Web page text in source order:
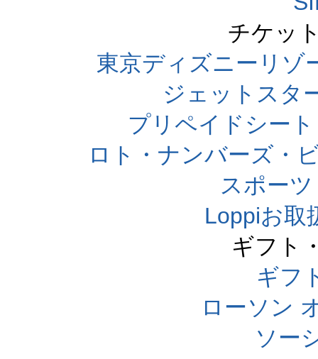
チケッ
東京ディズニーリゾ
ジェットスタ
プリペイドシー
ロト・ナンバーズ・
スポー
Loppiお取
ギフト
ギフ
ローソン
ソー